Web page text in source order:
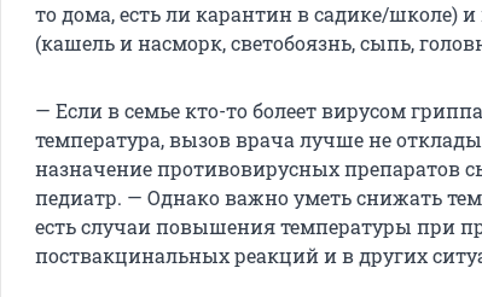
то дома, есть ли карантин в садике/школе)
(кашель и насморк, светобоязнь, сыпь,
— Если в семье кто-то болеет вирусом
температура, вызов врача лучше не
назначение противовирусных препаратов
педиатр. — Однако важно уметь снижать
есть случаи повышения температуры при
поствакцинальных реакций и в других